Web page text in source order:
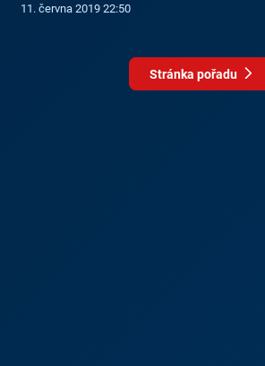
11. června 2019 22:50
Stránka pořadu